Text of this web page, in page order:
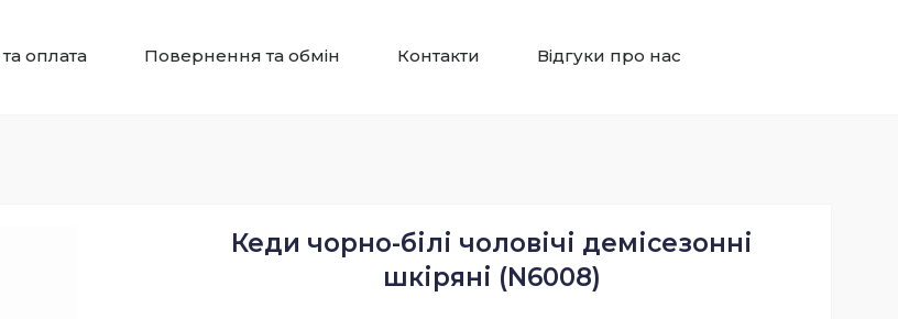
оплата Повернення та обмін Контакти Відгуки про нас
Кеди чорно-білі чоловічі демісезонні
шкіряні (N6008)